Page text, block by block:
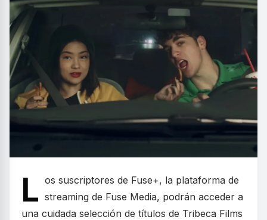
L os suscriptores de Fuse+, la plataforma de
streaming de Fuse Media, podrán acceder a
una cuidada selección de títulos de Tribeca Films